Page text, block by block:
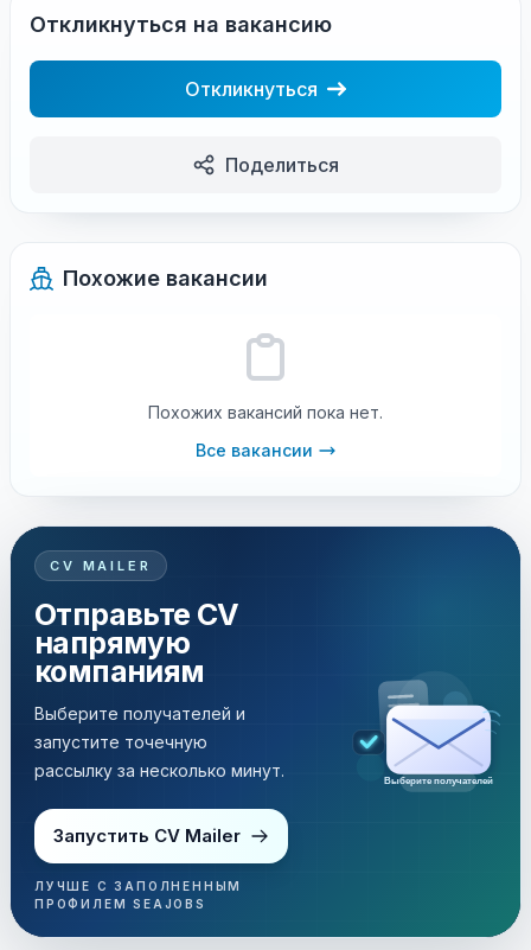
Откликнуться на вакансию
Откликнуться
Поделиться
Похожие вакансии
Похожих вакансий пока нет.
Все вакансии
CV MAILER
Отправьте CV
напрямую
компаниям
Выберите получателей и
запустите точечную
рассылку за несколько минут.
Запустить CV Mailer
ЛУЧШЕ С ЗАПОЛНЕННЫМ
ПРОФИЛЕМ SEAJOBS
Выберите получателей